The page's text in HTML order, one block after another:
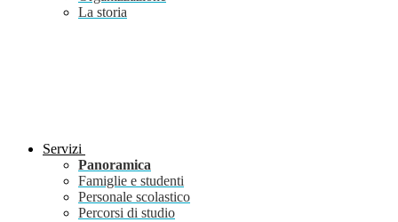
La storia
Servizi
Panoramica
Famiglie e studenti
Personale scolastico
Percorsi di studio